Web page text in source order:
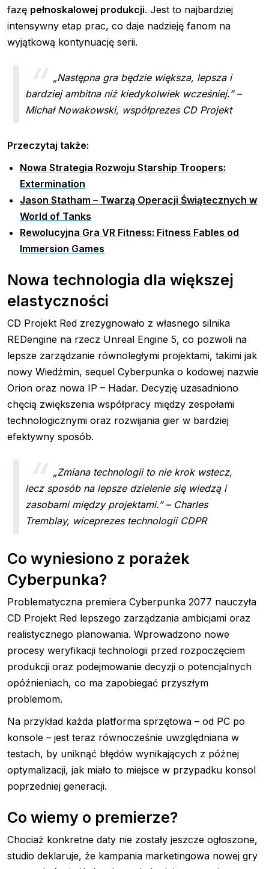
fazę pełnoskalowej produkcji. Jest to najbardziej
intensywny etap prac, co daje nadzieję fanom na
wyjątkową kontynuację serii.
„Następna gra będzie większa, lepsza i
bardziej ambitna niż kiedykolwiek wcześniej.” –
Michał Nowakowski, współprezes CD Projekt
Przeczytaj także:
Nowa Strategia Rozwoju Starship Troopers:
Extermination
Jason Statham – Twarzą Operacji Świątecznych w
World of Tanks
Rewolucyjna Gra VR Fitness: Fitness Fables od
Immersion Games
Nowa technologia dla większej
elastyczności
CD Projekt Red zrezygnowało z własnego silnika
REDengine na rzecz Unreal Engine 5, co pozwoli na
lepsze zarządzanie równoległymi projektami, takimi jak
nowy Wiedźmin, sequel Cyberpunka o kodowej nazwie
Orion oraz nowa IP – Hadar. Decyzję uzasadniono
chęcią zwiększenia współpracy między zespołami
technologicznymi oraz rozwijania gier w bardziej
efektywny sposób.
„Zmiana technologii to nie krok wstecz,
lecz sposób na lepsze dzielenie się wiedzą i
zasobami między projektami.” – Charles
Tremblay, wiceprezes technologii CDPR
Co wyniesiono z porażek
Cyberpunka?
Problematyczna premiera Cyberpunka 2077 nauczyła
CD Projekt Red lepszego zarządzania ambicjami oraz
realistycznego planowania. Wprowadzono nowe
procesy weryfikacji technologii przed rozpoczęciem
produkcji oraz podejmowanie decyzji o potencjalnych
opóźnieniach, co ma zapobiegać przyszłym
problemom.
Na przykład każda platforma sprzętowa – od PC po
konsole – jest teraz równocześnie uwzględniana w
testach, by uniknąć błędów wynikających z późnej
optymalizacji, jak miało to miejsce w przypadku konsol
poprzedniej generacji.
Co wiemy o premierze?
Chociaż konkretne daty nie zostały jeszcze ogłoszone,
studio deklaruje, że kampania marketingowa nowej gry